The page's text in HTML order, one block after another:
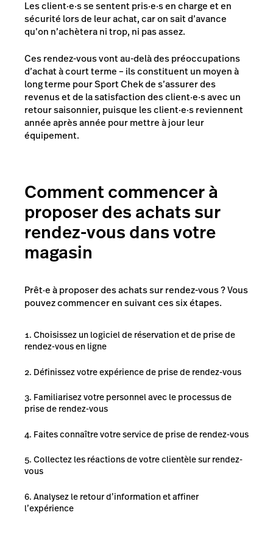
Les client·e·s se sentent pris·e·s en charge et en
sécurité lors de leur achat, car on sait d’avance
qu’on n’achètera ni trop, ni pas assez.
Ces rendez-vous vont au-delà des préoccupations
d’achat à court terme – ils constituent un moyen à
long terme pour Sport Chek de s’assurer des
revenus et de la satisfaction des client·e·s avec un
retour saisonnier, puisque les client·e·s reviennent
année après année pour mettre à jour leur
équipement.
Comment commencer à
proposer des achats sur
rendez-vous dans votre
magasin
Prêt·e à proposer des achats sur rendez-vous ? Vous
pouvez commencer en suivant ces six étapes.
Choisissez un logiciel de réservation et de prise de
rendez-vous en ligne
Définissez votre expérience de prise de rendez-vous
Familiarisez votre personnel avec le processus de
prise de rendez-vous
Faites connaître votre service de prise de rendez-vous
Collectez les réactions de votre clientèle sur rendez-
vous
Analysez le retour d’information et affiner
l’expérience